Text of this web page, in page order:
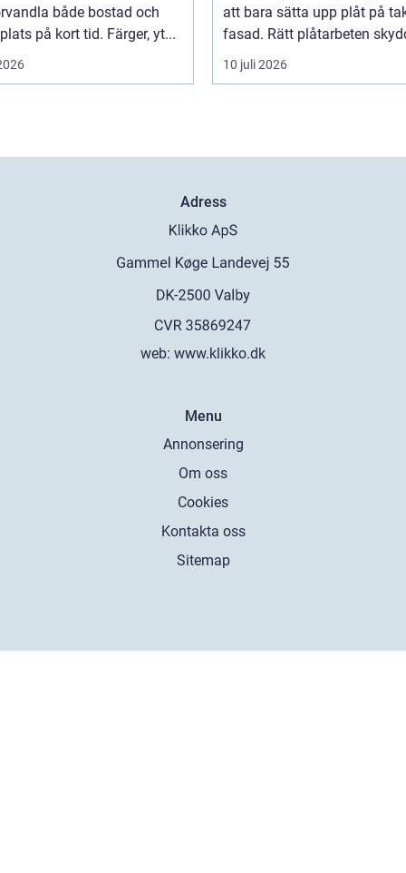
både bostad och
på kort tid. Färger, yt...
att bara sätta upp plåt på
fasad. Rätt plåtarbeten
10 juli 2026
Adress
web: www.klikko.dk
Menu
Annonsering
Om oss
Cookies
Kontakta oss
Sitemap